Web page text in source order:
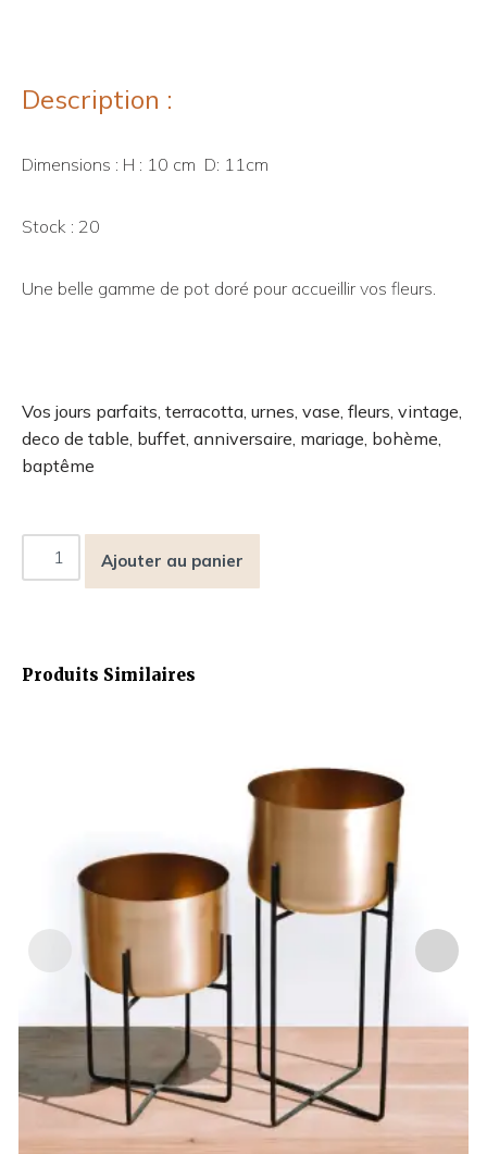
Description :
Dimensions : H : 10 cm D: 11cm
Stock : 20
Une belle gamme de pot doré pour accueillir vos fleurs.
Vos jours parfaits, terracotta, urnes, vase, fleurs, vintage,
deco de table, buffet, anniversaire, mariage, bohème,
baptême
Ajouter au panier
Produits Similaires